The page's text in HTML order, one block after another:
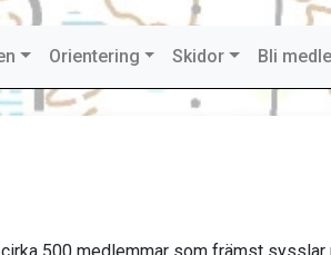
Orientering Skidor Bli